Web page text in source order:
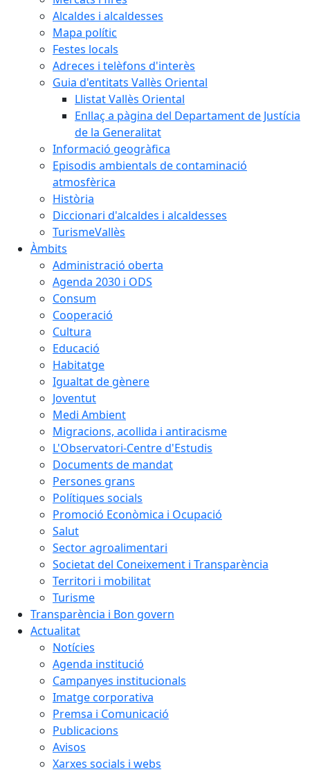
Alcaldes i alcaldesses
Mapa polític
Festes locals
Adreces i telèfons d'interès
Guia d'entitats Vallès Oriental
Llistat Vallès Oriental
Enllaç a pàgina del Departament de Justícia
de la Generalitat
Informació geogràfica
Episodis ambientals de contaminació
atmosfèrica
Història
Diccionari d'alcaldes i alcaldesses
TurismeVallès
Àmbits
Administració oberta
Agenda 2030 i ODS
Consum
Cooperació
Cultura
Educació
Habitatge
Igualtat de gènere
Joventut
Medi Ambient
Migracions, acollida i antiracisme
L'Observatori-Centre d'Estudis
Documents de mandat
Persones grans
Polítiques socials
Promoció Econòmica i Ocupació
Salut
Sector agroalimentari
Societat del Coneixement i Transparència
Territori i mobilitat
Turisme
Transparència i Bon govern
Actualitat
Notícies
Agenda institució
Campanyes institucionals
Imatge corporativa
Premsa i Comunicació
Publicacions
Avisos
Xarxes socials i webs